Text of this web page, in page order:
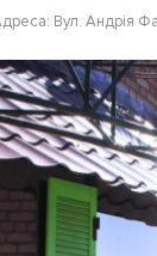
: Вул. Андрія